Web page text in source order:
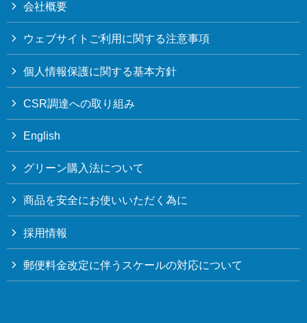
会社概要
ウェブサイトご利用に関する注意事項
個人情報保護に関する基本方針
CSR調達への取り組み
English
グリーン購入法について
商品を安全にお使いいただく為に
採用情報
郵便料金改定に伴うスケールの対応について